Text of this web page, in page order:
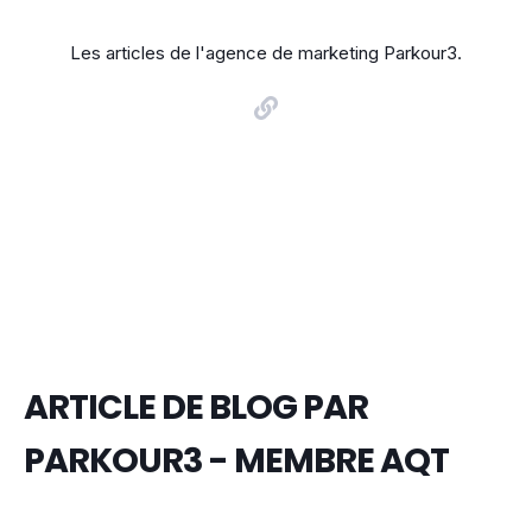
Les articles de l'agence de marketing Parkour3.
ARTICLE DE BLOG PAR
PARKOUR3 - MEMBRE AQT